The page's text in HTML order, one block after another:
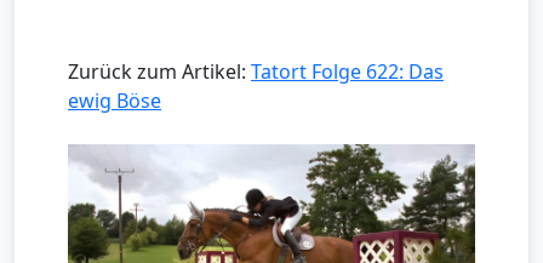
Zurück zum Artikel: Tatort Folge 622: Das
ewig Böse